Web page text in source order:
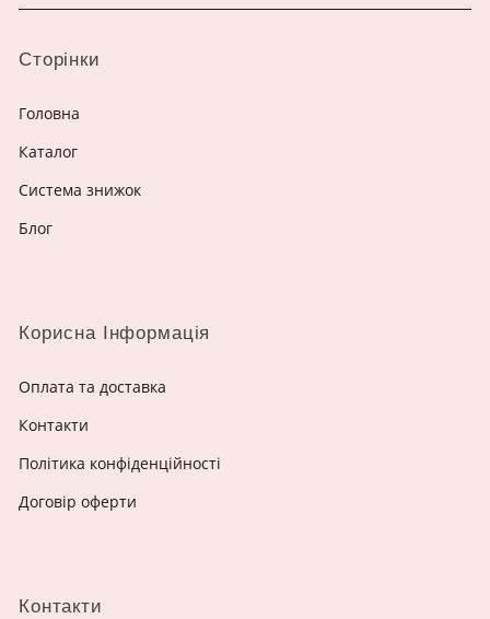
Контакти
Сторінки
Головна
Каталог
Система знижок
Блог
Корисна Інформація
Оплата та доставка
Контакти
Політика конфіденційності
Договір оферти